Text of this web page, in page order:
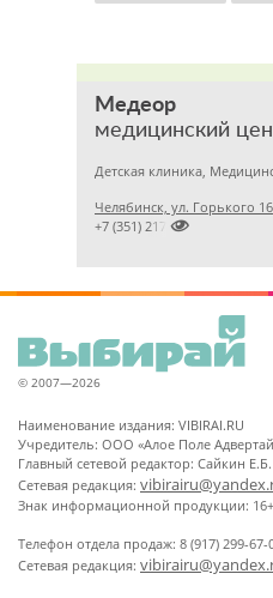
Медеор
медицинский
Челябинск, ул. Горького 16

+7 (351) 2172376
© 2007—2026
Наименование издания: VIBIRAI.RU
Учредитель: ООО «Алое Поле
Главный сетевой редактор: Сайкин Е.Б.
Сетевая редакция:
Знак информационной продукции:
Телефон отдела продаж: 8 (917) 299-67-
Сетевая редакция: